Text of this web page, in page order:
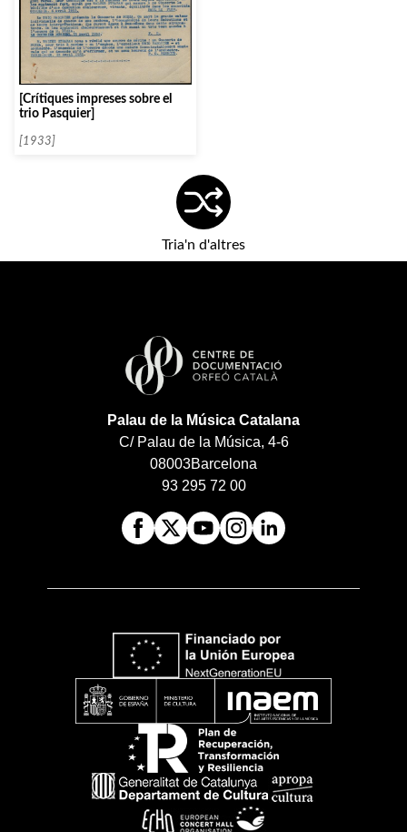
[Crítiques impreses sobre el
trio Pasquier]
[1933]
Tria'n d'altres
Palau de la Música Catalana
C/ Palau de la Música, 4-6
08003Barcelona
93 295 72 00